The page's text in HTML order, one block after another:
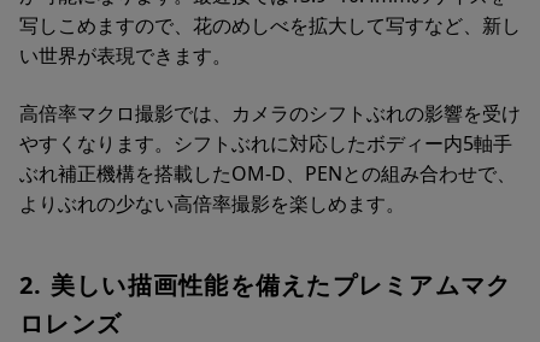
写しこめますので、花のめしべを拡大して写すなど、新し
い世界が表現できます。
高倍率マクロ撮影では、カメラのシフトぶれの影響を受け
やすくなります。シフトぶれに対応したボディー内5軸手
ぶれ補正機構を搭載したOM-D、PENとの組み合わせで、
よりぶれの少ない高倍率撮影を楽しめます。
2. 美しい描画性能を備えたプレミアムマク
ロレンズ